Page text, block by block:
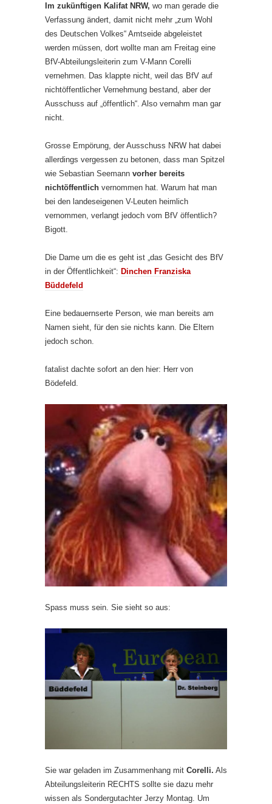
Im zukünftigen Kalifat NRW, wo man gerade die
Verfassung ändert, damit nicht mehr „zum Wohl
des Deutschen Volkes“ Amtseide abgeleistet
werden müssen, dort wollte man am Freitag eine
BfV-Abteilungsleiterin zum V-Mann Corelli
vernehmen. Das klappte nicht, weil das BfV auf
nichtöffentlicher Vernehmung bestand, aber der
Ausschuss auf „öffentlich“. Also vernahm man gar
nicht.
Grosse Empörung, der Ausschuss NRW hat dabei
allerdings vergessen zu betonen, dass man Spitzel
wie Sebastian Seemann vorher bereits
nichtöffentlich vernommen hat. Warum hat man
bei den landeseigenen V-Leuten heimlich
vernommen, verlangt jedoch vom BfV öffentlich?
Bigott.
Die Dame um die es geht ist „das Gesicht des BfV
in der Öffentlichkeit“: Dinchen Franziska
Büddefeld
Eine bedauernserte Person, wie man bereits am
Namen sieht, für den sie nichts kann. Die Eltern
jedoch schon.
fatalist dachte sofort an den hier: Herr von
Bödefeld.
Spass muss sein. Sie sieht so aus:
Sie war geladen im Zusammenhang mit Corelli. Als
Abteilungsleiterin RECHTS sollte sie dazu mehr
wissen als Sondergutachter Jerzy Montag. Um